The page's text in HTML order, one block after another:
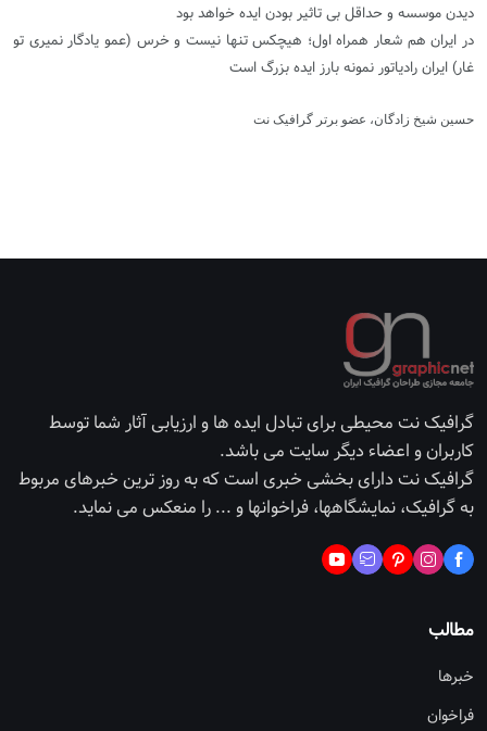
دیدن موسسه و حداقل بی تاثیر بودن ایده خواهد بود
در ایران هم شعار همراه اول؛ هیچکس تنها نیست و خرس (عمو یادگار نمیری تو
غار) ایران رادیاتور نمونه بارز ایده بزرگ است
حسین شیخ زادگان، عضو برتر گرافیک نت
گرافیک نت محیطی برای تبادل ایده ها و ارزیابی آثار شما توسط
کاربران و اعضاء دیگر سایت می باشد.
گرافیک نت دارای بخشی خبری است که به روز ترین خبرهای مربوط
به گرافیک، نمایشگاهها، فراخوانها و ... را منعکس می نماید.
مطالب
خبرها
فراخوان